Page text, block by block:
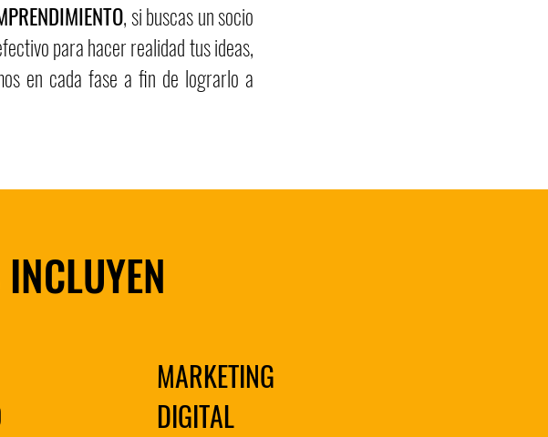
, si buscas un socio
para hacer realidad tus ideas,
en cada fase a fin de lograrlo a
MARKETING
DIGITAL